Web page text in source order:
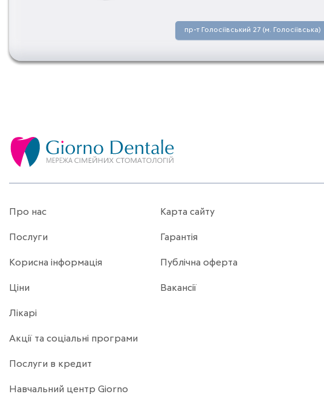
пр-т Голосіївський 27 (м. Голосіївська)
Про нас
Послуги
Корисна інформація
Ціни
Лікарі
Акції та соціальні програми
Послуги в кредит
Навчальний центр Giorno
Карта сайту
Гарантія
Публічна оферта
Вакансії